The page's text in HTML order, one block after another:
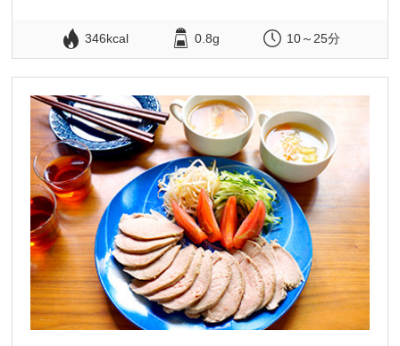
346kcal 0.8g 10～25分